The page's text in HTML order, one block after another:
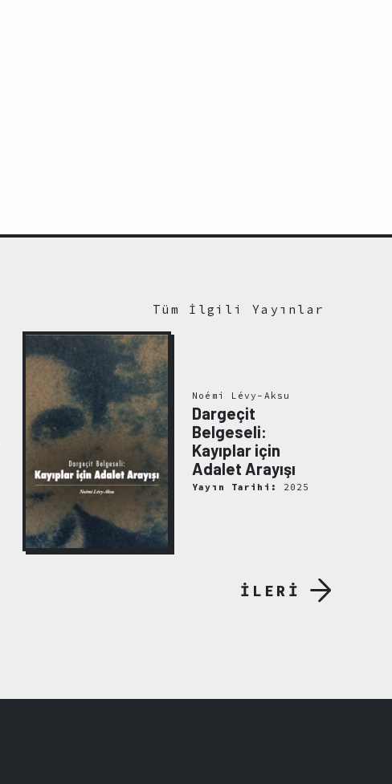
Tüm İlgili Yayınlar
Noémi Lévy-Aksu
Dargeçit
Belgeseli:
Kayıplar için
Adalet Arayışı
Yayın Tarihi: 2025
İLERİ